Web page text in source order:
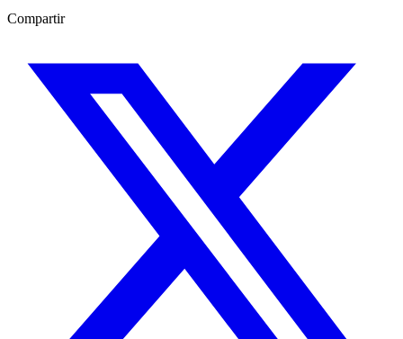
Compartir